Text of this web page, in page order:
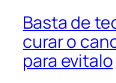
Basta de
curar o
para evitalo